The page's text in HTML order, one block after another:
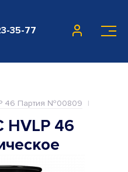
35-77
46 Партия №00809
HVLP 46